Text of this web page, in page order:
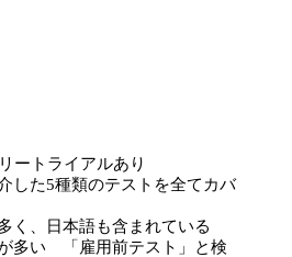
ートライアルあり
した5種類のテストを全てカバ
く、日本語も含まれている
多い 「雇用前テスト」と検